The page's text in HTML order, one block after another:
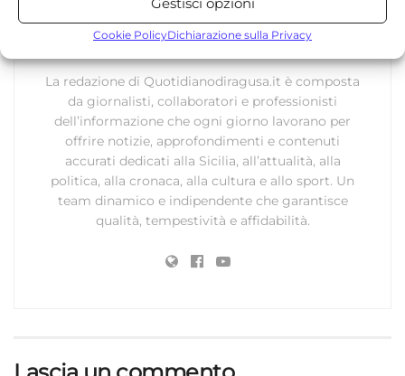
Archiviare informazioni su dispositivo e/o accedervi, Misurare le
prestazioni degli annunci, Misurare le prestazioni dei contenuti,
combinazione di dati provenienti da fonti diverse.
Marketing
Archiviare informazioni su dispositivo e/o accedervi, Utilizzare
dati limitati per la selezione della pubblicità, Creare profili per la
pubblicità personalizzata, Utilizzare profili per la selezione di
pubblicità personalizzata, Creare profili per la personalizzazione
dei contenuti, Utilizzare profili per la selezione di contenuti
limitati per la selezione dei contenuti.
fonti di dati, Collegare diversi dispositivi,
Cookie PolicyDichiarazione sulla Privacy
La redazione di Quotidianodiragusa.it è composta
da giornalisti, collaboratori e professionisti
dell’informazione che ogni giorno lavorano per
offrire notizie, approfondimenti e contenuti
accurati dedicati alla Sicilia, all’attualità, alla
politica, alla cronaca, alla cultura e allo sport. Un
team dinamico e indipendente che garantisce
qualità, tempestività e affidabilità.